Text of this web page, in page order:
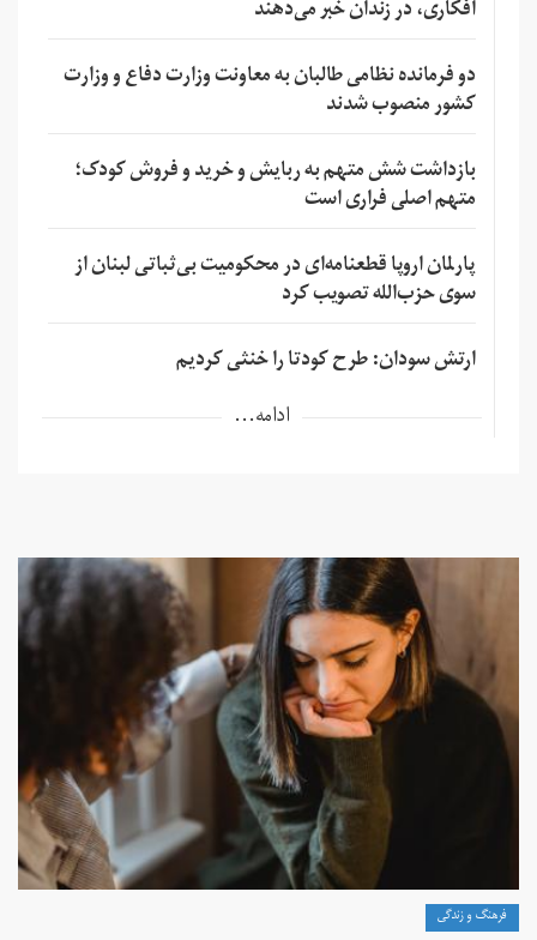
افکاری، در زندان خبر می‌دهند
دو فرمانده نظامی طالبان به معاونت وزارت دفاع و وزارت
کشور منصوب شدند
بازداشت شش متهم به ربایش و خرید و فروش کودک؛
متهم اصلی فراری است
پارلمان اروپا قطعنامه‌ای در محکومیت بی‌ثباتی لبنان از
سوی حزب‌الله تصویب کرد
ارتش سودان: طرح کودتا را خنثی کردیم
ادامه...
فرهنگ و زندگی